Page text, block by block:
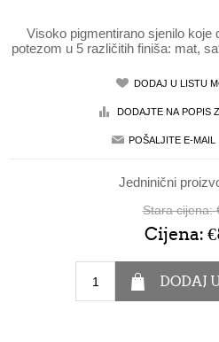
Visoko pigmentirano sjenilo koje
potezom u 5 različitih finiša: mat,
Jedninični
Stara cijena:
Cijena: